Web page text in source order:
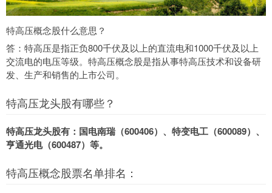
特高压概念股什么意思？
答：特高压是指正负800千伏及以上的直流电和1000千伏及以上
交流电的电压等级。特高压概念股是指从事特高压技术和设备研
发、生产和销售的上市公司。
特高压龙头股有哪些？
特高压龙头股有：国电南瑞（600406）、特变电工（600089）、
亨通光电（600487）等。
特高压概念股票名单排名：